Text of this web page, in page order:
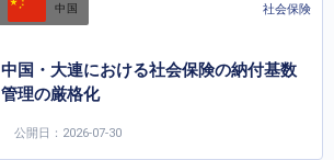
中国 社会保険
中国・大連における社会保険の納付基数
管理の厳格化
公開日：2026-07-30